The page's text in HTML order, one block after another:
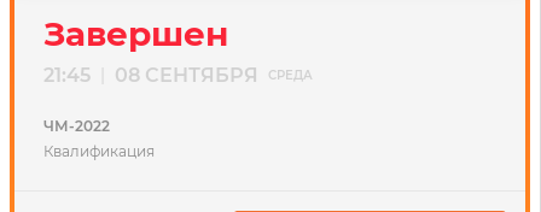
Завершен
21:45 08 СЕНТЯБРЯ СРЕДА
ЧМ-2022
Квалификация